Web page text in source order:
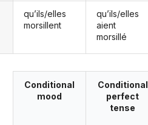
qu’ils/elles
morsillent
qu’ils/elles
aient
morsillé
Conditional
mood
Conditional
perfect
tense